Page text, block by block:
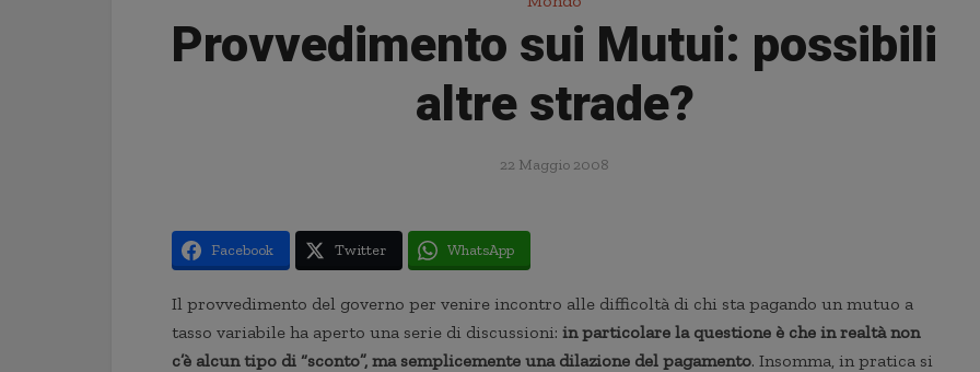
Provvedimento sui Mutui: possibili
altre strade?
22 Maggio 2008
Facebook Twitter WhatsApp
Il provvedimento del governo per venire incontro alle difficoltà di chi sta pagando un mutuo a
tasso variabile ha aperto una serie di discussioni: in particolare la questione è che in realtà non
c’è alcun tipo di “sconto”, ma semplicemente una dilazione del pagamento. Insomma, in pratica si